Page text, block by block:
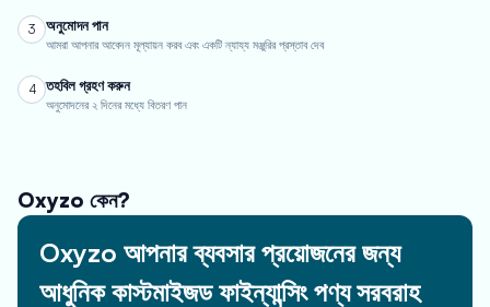
3 অনুমোদন পান
আমরা আপনার আবেদন মূল্যায়ন করব এবং একটি ন্যায্য মঞ্জুরির প্রস্তাব দেব
4 তহবিল গ্রহণ করুন
অনুমোদনের ২ দিনের মধ্যে বিতরণ পান
Oxyzo কেন?
Oxyzo আপনার ব্যবসার প্রয়োজনের জন্য
আধুনিক কাস্টমাইজড ফাইন্যান্সিং পণ্য সরবরাহ